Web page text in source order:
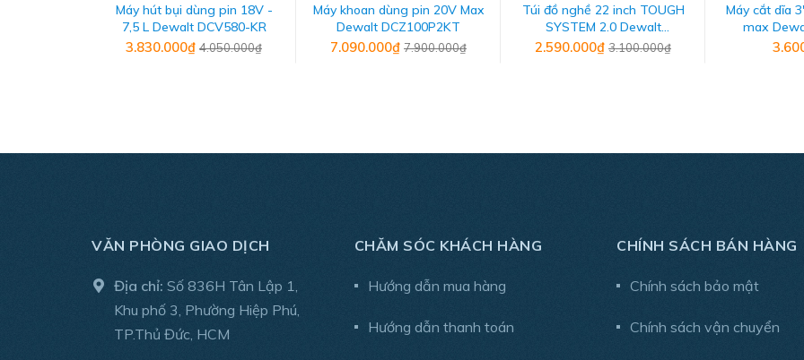
Máy hút bụi dùng pin 18V -
7,5 L Dewalt DCV580-KR
3.830.000₫ 4.050.000₫
Máy khoan dùng pin 20V Max
Dewalt DCZ100P2KT
7.090.000₫ 7.900.000₫
Túi đồ nghề 22 inch TOUGH
SYSTEM 2.0 Dewalt
DWST835221
2.590.000₫ 3.100.000₫
Máy cắt dĩa
max
VĂN PHÒNG GIAO DỊCH
Địa chỉ: Số 836H Tân Lập 1,
Khu phố 3, Phường Hiệp Phú,
TP.Thủ Đức, HCM
CHĂM SÓC KHÁCH HÀNG
Hướng dẫn mua hàng
Hướng dẫn thanh toán
CHÍNH SÁCH BÁN HÀNG
Chính sách bảo mật
Chính sách vận chuyển